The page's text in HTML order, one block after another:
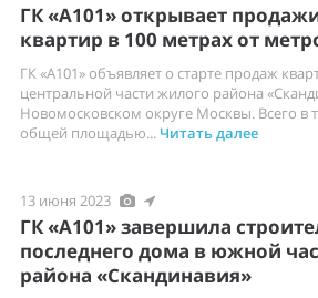
ГК «А101» открывает
квартир в 100 метрах от
ГК «А101» объявляет о старте продаж
центральной части жилого района
Новомосковском округе Москвы. Всего в
общей площадью...Читать далее
13 июня 2023
ГК «А101» завершила
последнего дома в южной
района «Скандинавия»